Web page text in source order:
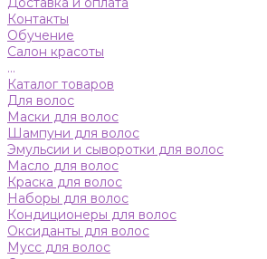
Контакты
Обучение
Салон красоты
...
Каталог товаров
Для волос
Маски для волос
Шампуни для волос
Эмульсии и сыворотки для волос
Масло для волос
Краска для волос
Наборы для волос
Кондиционеры для волос
Оксиданты для волос
Мусс для волос